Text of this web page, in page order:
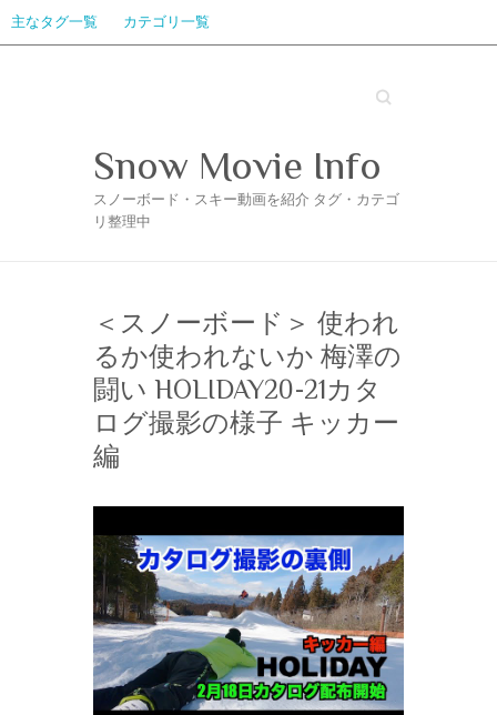
主なタグ一覧 カテゴリ一覧
Search
Snow Movie Info
スノーボード・スキー動画を紹介 タグ・カテゴ
リ整理中
＜スノーボード＞ 使われ
るか使われないか 梅澤の
闘い HOLIDAY20-21カタ
ログ撮影の様子 キッカー
編